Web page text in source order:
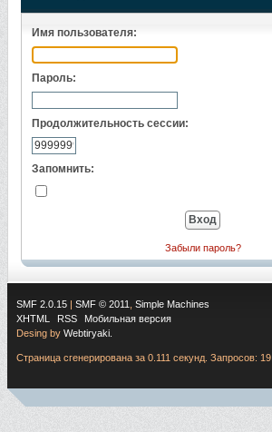
Имя пользователя:
Пароль:
Продолжительность сессии:
Запомнить:
Забыли пароль?
SMF 2.0.15 SMF © 2011
Simple Machines
XHTML
RSS
Мобильная версия
Desing by Webtiryaki.
Страница сгенерирована за 0.111 секунд. Запросов: 19.